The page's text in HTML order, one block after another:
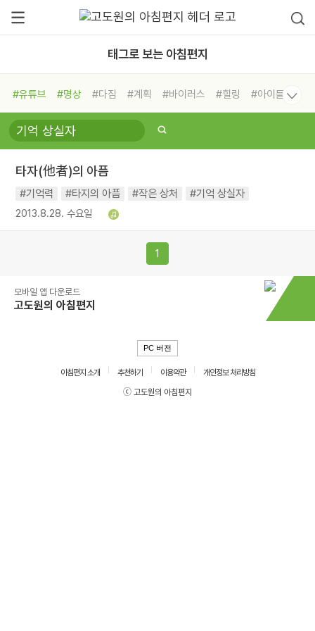
태그로 보는 아침편지
#유튜브 #명상 #다짐 #계획 #바이러스 #힐링
#아이들
#비전캠프
#독서캠프 #삶
#희망
#나눔 #친구 #링컨학교
#독서
#건강 #면역력
타자(他者)의 아픔
#기억력 #타지의 아픔 #작은 상처 #기억 상실자
2013.8.28. 수요일
1
모바일 앱 다운로드
고도원의 아침편지
PC 버전
아침편지 소개 추천하기 이용약관
개인정보 처리방침
ⓒ 고도원의 아침편지